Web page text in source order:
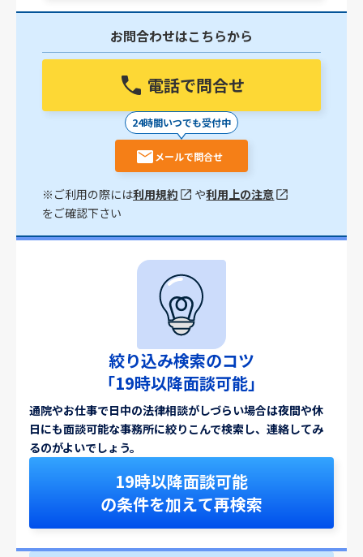
お問合わせはこちらから
電話で問合せ
24時間いつでも受付中
メールで問合せ
※ご利用の際には利用規約 や利用上の注意
をご確認下さい
絞り込み検索のコツ
「19時以降面談可能」
通院やお仕事で日中の法律相談がしづらい場合は夜間や休
日にも面談可能な事務所に絞りこんで検索し、連絡してみ
るのがよいでしょう。
19時以降面談可能
の条件を加えて再検索